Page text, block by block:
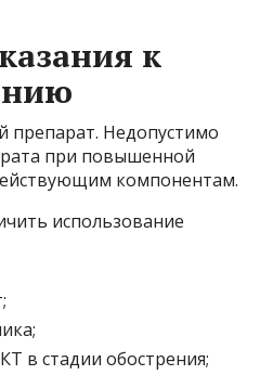
к
препарат. Недопустимо
при повышенной
компонентам.
использование
в стадии обострения;